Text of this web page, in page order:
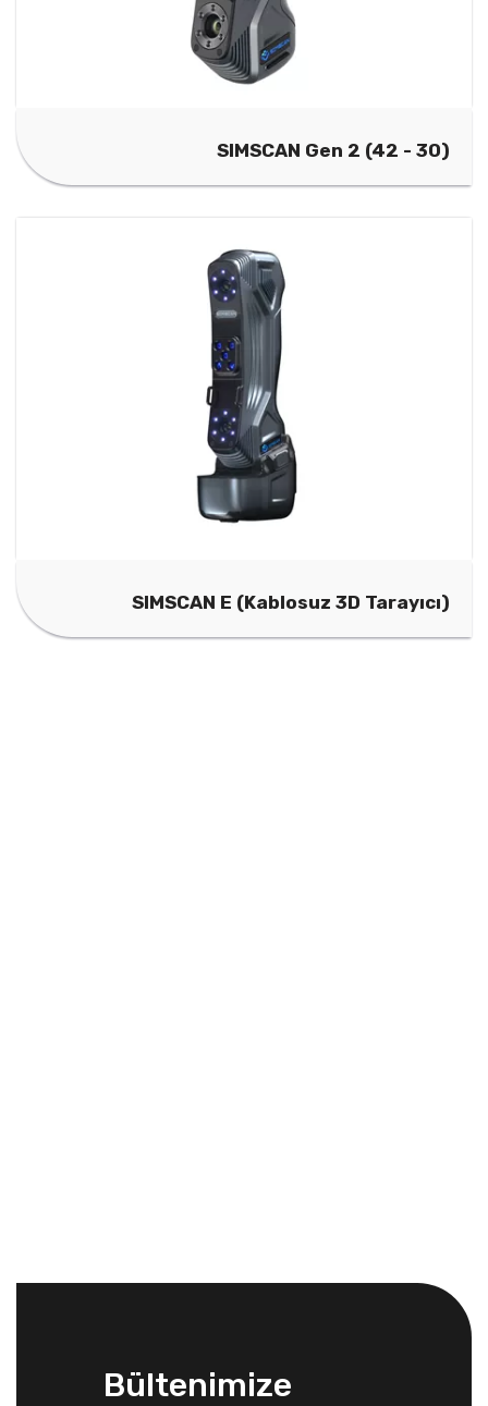
SIMSCAN Gen 2 (42 - 30)
SIMSCAN E (Kablosuz 3D Tarayıcı)
Bültenimize